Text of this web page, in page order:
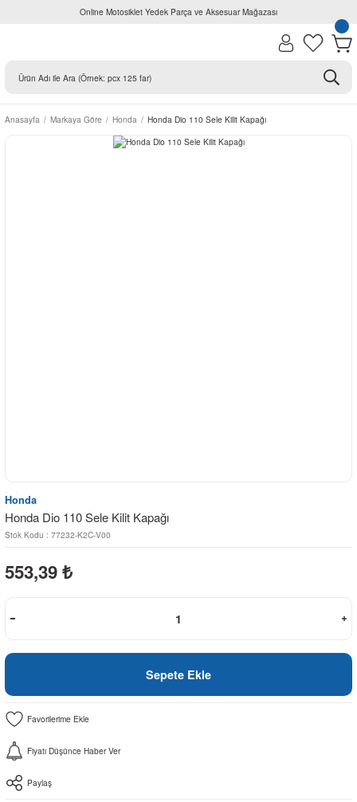
Online Motosiklet Yedek Parça ve Aksesuar Mağazası
Anasayfa Markaya Göre Honda Honda Dio 110 Sele Kilit Kapağı
Honda
Honda Dio 110 Sele Kilit Kapağı
Stok Kodu : 77232-K2C-V00
553,39 ₺
Sepete Ekle
Fiyatı Düşünce Haber Ver
Paylaş